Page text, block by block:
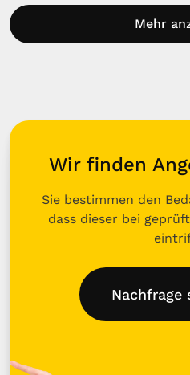
Mehr
Wir finden
Sie bestimmen den
dass dieser bei
Nachfrage